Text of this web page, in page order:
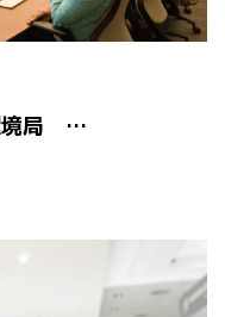
DO！NUTS TOKYO×東京都環境局 意見交換会レポート